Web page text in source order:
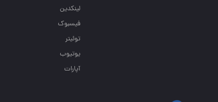
لینکدین
فیسبوک
توئیتر
یوتیوب
آپارات